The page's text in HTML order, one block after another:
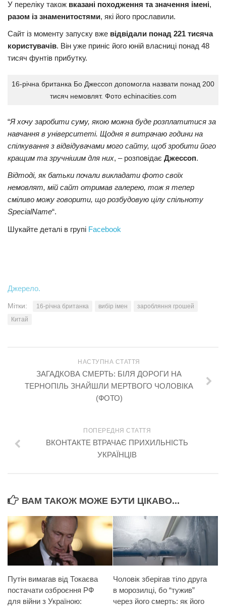
У переліку також вказані походження та значення імені,
разом із знаменитостями, які його прославили.
Сайт із моменту запуску вже відвідали понад 221 тисяча
користувачів. Він уже приніс його юній власниці понад 48
тисяч фунтів прибутку.
16-річна британка Бо Джессоп допомогла назвати понад 200
тисяч немовлят. Фото echinacities.com
“Я хочу заробити суму, якою можна буде розплатитися за
навчання в університеті. Щодня я витрачаю години на
спілкування з відвідувачами мого сайту, щоб зробити його
кращим та зручнішим для них, – розповідає Джессоп.
Відтоді, як батьки почали викладати фото своїх
немовлят, мій сайт отримав галерею, тож я тепер
сміливо можу говорити, що розбудовую цілу спільноту
SpecialName“.
Шукайте деталі в групі Facebook
Джерело.
Мітки: 16-річна британка вибір імен
заробляння грошей
Китай
НАСТУПНА СТАТТЯ
ЗАГАДКОВА СМЕРТЬ: БІЛЯ ДОРОГИ НА
ТЕРНОПІЛЬ ЗНАЙШЛИ МЕРТВОГО ЧОЛОВІКА
(ФОТО)
ПОПЕРЕДНЯ СТАТТЯ
ВКОНТАКТЕ ВТРАЧАЄ ПРИХИЛЬНІСТЬ
УКРАЇНЦІВ
ВАМ ТАКОЖ МОЖЕ БУТИ ЦІКАВО...
Путін вимагав від Токаєва
постачати озброєння РФ
для війни з Україною:
Чоловік зберігав тіло друга
в морозилці, бо “тужив”
через його смерть: як його